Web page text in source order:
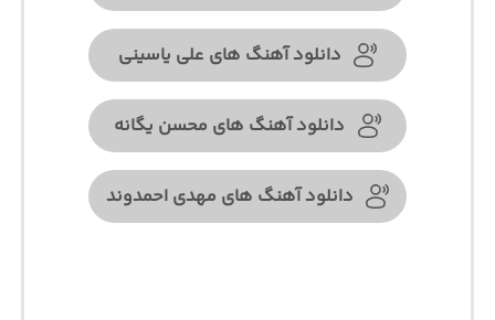
دانلود آهنگ های علی یاسینی
دانلود آهنگ های محسن یگانه
دانلود آهنگ های مهدی احمدوند